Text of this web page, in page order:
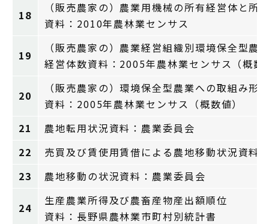
18
（販売農家の）農業用機械の所有経営体と所
資料：2010年農林業センサス
19
（販売農家の）農業経営組織別環境保全型農
経営体数資料：2005年農林業センサス（概数
20
（販売農家の）環境保全型農業への取組み形
資料：2005年農林業センサス（概数値）
21
農地転用状況資料：農業委員会
22
売買及び賃使用賃借による農地移動状況資料
23
農地移動の状況資料：農業委員会
24
生産農業所得及び農畜産物産出額順位
資料：長野県農林業市町村別統計書